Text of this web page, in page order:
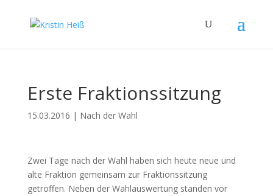
Erste Fraktionssitzung
15.03.2016 | Nach der Wahl
Zwei Tage nach der Wahl haben sich heute neue und
alte Fraktion gemeinsam zur Fraktionssitzung
getroffen. Neben der Wahlauswertung standen vor